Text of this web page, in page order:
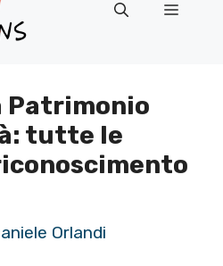
Menu
Patrimonio
tutte le
Orlandi